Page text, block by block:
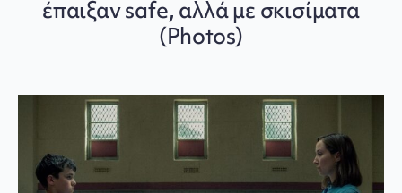
έπαιξαν safe, αλλά με σκισίματα
(Photos)